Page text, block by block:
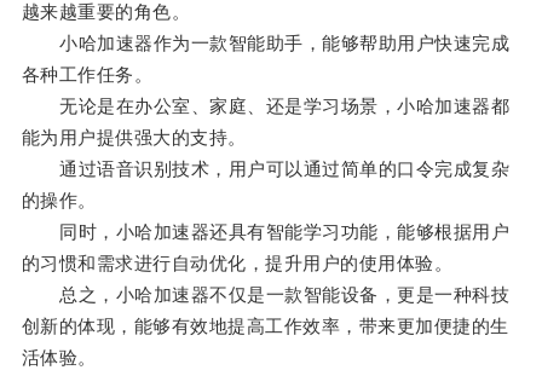
越来越重要的角色。
小哈加速器作为一款智能助手，能够帮助用户快速完成
各种工作任务。
无论是在办公室、家庭、还是学习场景，小哈加速器都
能为用户提供强大的支持。
通过语音识别技术，用户可以通过简单的口令完成复杂
的操作。
同时，小哈加速器还具有智能学习功能，能够根据用户
的习惯和需求进行自动优化，提升用户的使用体验。
总之，小哈加速器不仅是一款智能设备，更是一种科技
创新的体现，能够有效地提高工作效率，带来更加便捷的生
活体验。